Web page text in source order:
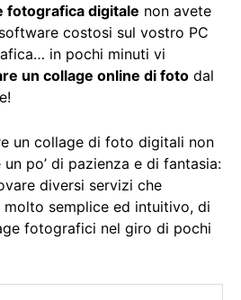
fotografica digitale non avete
costosi sul vostro PC
in pochi minuti vi
un collage online di foto dal
un collage di foto digitali non
un po’ di pazienza e di fantasia:
diversi servizi che
semplice ed intuitivo, di
fotografici nel giro di pochi